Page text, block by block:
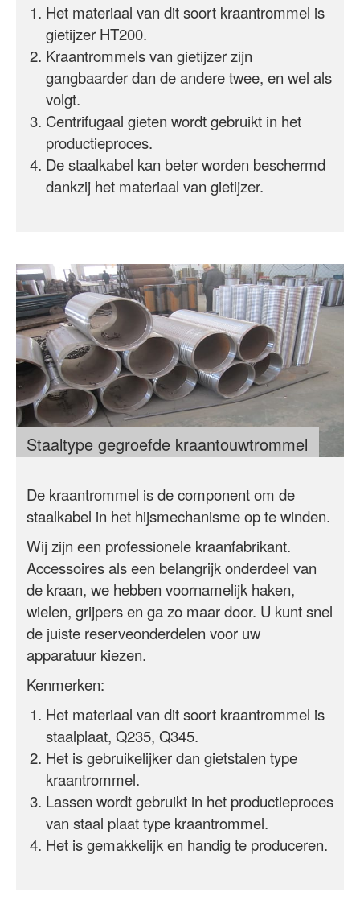
Het materiaal van dit soort kraantrommel is
gietijzer HT200.
Kraantrommels van gietijzer zijn
gangbaarder dan de andere twee, en wel als
volgt.
Centrifugaal gieten wordt gebruikt in het
productieproces.
De staalkabel kan beter worden beschermd
dankzij het materiaal van gietijzer.
Staaltype gegroefde kraantouwtrommel
De kraantrommel is de component om de
staalkabel in het hijsmechanisme op te winden.
Wij zijn een professionele kraanfabrikant.
Accessoires als een belangrijk onderdeel van
de kraan, we hebben voornamelijk haken,
wielen, grijpers en ga zo maar door. U kunt snel
de juiste reserveonderdelen voor uw
apparatuur kiezen.
Kenmerken:
Het materiaal van dit soort kraantrommel is
staalplaat, Q235, Q345.
Het is gebruikelijker dan gietstalen type
kraantrommel.
Lassen wordt gebruikt in het productieproces
van staal plaattype kraantrommel.
Het is gemakkelijk en handig te produceren.